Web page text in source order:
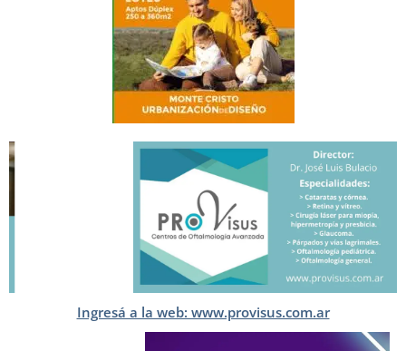
Ingresá a la web: www.provisus.com.ar